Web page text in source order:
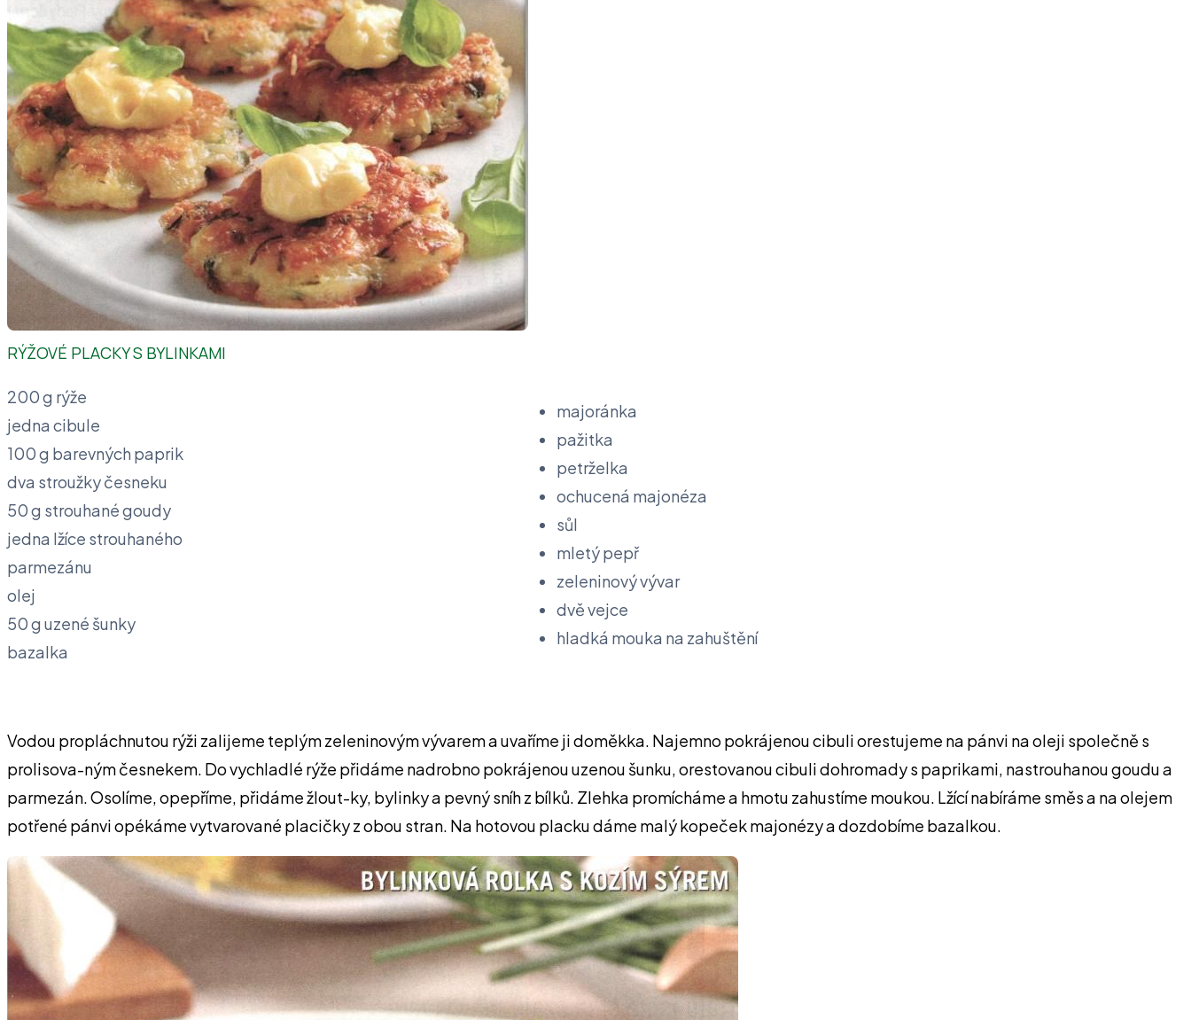
RÝŽOVÉ PLACKY S BYLINKAMI
200 g rýže
jedna cibule
100 g barevných paprik
dva stroužky česneku
50 g strouhané goudy
jedna lžíce strouhaného
parmezánu
olej
50 g uzené šunky
bazalka
majoránka
pažitka
petrželka
ochucená majonéza
sůl
mletý pepř
zeleninový vývar
dvě vejce
hladká mouka na zahuštění
Vodou propláchnutou rýži zalijeme teplým zeleninovým vývarem a uvaříme ji doměkka. Najemno pokrájenou cibuli orestujeme na pánvi na oleji společně s
prolisova-ným česnekem. Do vychladlé rýže přidáme nadrobno pokrájenou uzenou šunku, orestovanou cibuli dohromady s paprikami, nastrouhanou goudu a
parmezán. Osolíme, opepříme, přidáme žlout-ky, bylinky a pevný sníh z bílků. Zlehka promícháme a hmotu zahustíme moukou. Lžící nabíráme směs a na olejem
potřené pánvi opékáme vytvarované placičky z obou stran. Na hotovou placku dáme malý kopeček majonézy a dozdobíme bazalkou.